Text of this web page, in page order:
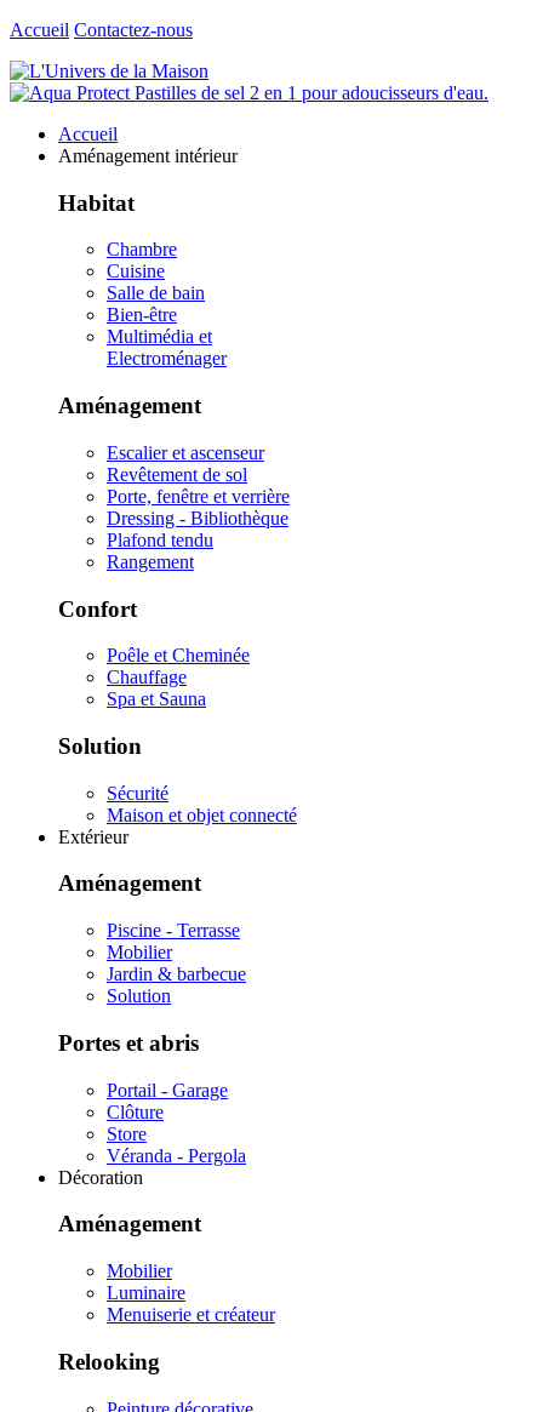
Accueil Contactez-nous
Accueil
Aménagement intérieur
Habitat
Chambre
Cuisine
Salle de bain
Bien-être
Multimédia et
Electroménager
Aménagement
Escalier et ascenseur
Revêtement de sol
Porte, fenêtre et verrière
Dressing - Bibliothèque
Plafond tendu
Rangement
Confort
Poêle et Cheminée
Chauffage
Spa et Sauna
Solution
Sécurité
Maison et objet connecté
Extérieur
Aménagement
Piscine - Terrasse
Mobilier
Jardin & barbecue
Solution
Portes et abris
Portail - Garage
Clôture
Store
Véranda - Pergola
Décoration
Aménagement
Mobilier
Luminaire
Menuiserie et créateur
Relooking